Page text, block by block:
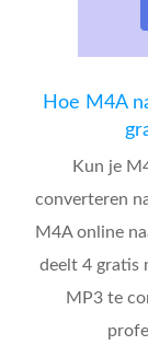
Hoe M4A
Kun je
converteren
M4A online
deelt 4 gratis
MP3 te